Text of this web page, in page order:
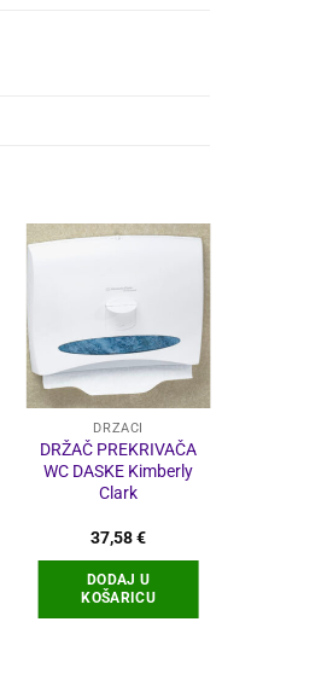
DRŽAČI
DRŽAČ PREKRIVAČA
WC DASKE Kimberly
Clark
37,58€
DODAJ U
KOŠARICU